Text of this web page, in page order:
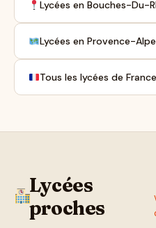
Lycées en Bouches-Du-
Lycées en Provence-
Tous les lycées de France
Lycées
proches